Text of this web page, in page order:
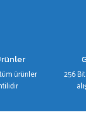
ürünler
256